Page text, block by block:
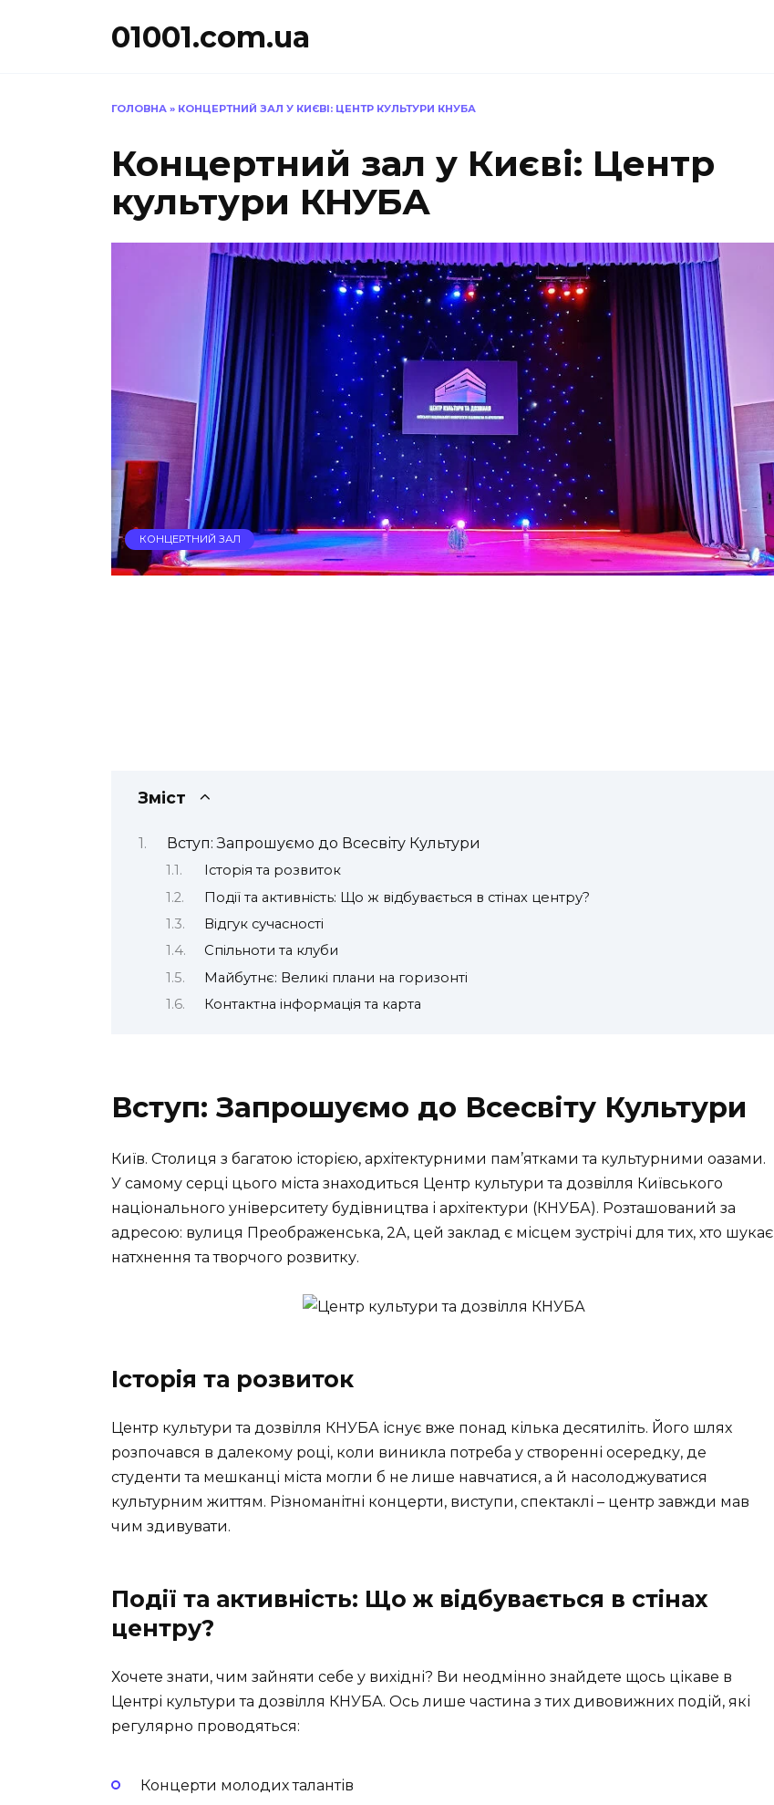
01001.com.ua
ГОЛОВНА » КОНЦЕРТНИЙ ЗАЛ У КИЄВІ: ЦЕНТР КУЛЬТУРИ КНУБА
Концертний зал у Києві: Центр
культури КНУБА
КОНЦЕРТНИЙ ЗАЛ
Зміст
Вступ: Запрошуємо до Всесвіту Культури
Історія та розвиток
Події та активність: Що ж відбувається в стінах центру?
Відгук сучасності
Спільноти та клуби
Майбутнє: Великі плани на горизонті
Контактна інформація та карта
Вступ: Запрошуємо до Всесвіту Культури
Київ. Столиця з багатою історією, архітектурними пам’ятками та культурними оазами.
У самому серці цього міста знаходиться Центр культури та дозвілля Київського
національного університету будівництва і архітектури (КНУБА). Розташований за
адресою: вулиця Преображенська, 2А, цей заклад є місцем зустрічі для тих, хто шукає
натхнення та творчого розвитку.
Історія та розвиток
Центр культури та дозвілля КНУБА існує вже понад кілька десятиліть. Його шлях
розпочався в далекому році, коли виникла потреба у створенні осередку, де
студенти та мешканці міста могли б не лише навчатися, а й насолоджуватися
культурним життям. Різноманітні концерти, виступи, спектаклі – центр завжди мав
чим здивувати.
Події та активність: Що ж відбувається в стінах
центру?
Хочете знати, чим зайняти себе у вихідні? Ви неодмінно знайдете щось цікаве в
Центрі культури та дозвілля КНУБА. Ось лише частина з тих дивовижних подій, які
регулярно проводяться:
Концерти молодих талантів